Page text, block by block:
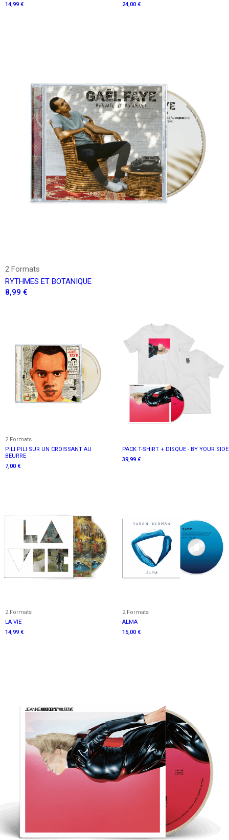
14,99 € 24,00 €
2 Formats
RYTHMES ET BOTANIQUE
8,99 €
2 Formats
PILI PILI SUR UN CROISSANT AU
BEURRE
7,00 €
PACK T-SHIRT + DISQUE - BY YOUR SIDE
39,99 €
2 Formats
LA VIE
14,99 €
2 Formats
ALMA
15,00 €